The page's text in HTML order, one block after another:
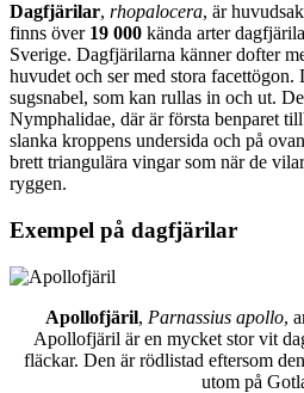
Dagfjärilar, rhopalocera, är
finns över 19 000 kända arter
Sverige. Dagfjärilarna känner dofter
huvudet och ser med stora facettögon.
sugsnabel, som kan rullas in och ut.
Nymphalidae, där är första benparet
slanka kroppens undersida och på
brett triangulära vingar som när de
ryggen.
Exempel på dagfjärilar
Apollofjäril, Parnassius apollo,
Apollofjäril är en mycket stor vit
fläckar. Den är rödlistad eftersom
utom på